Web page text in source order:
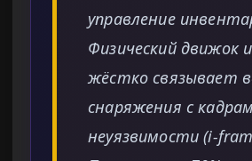
управление
Физический движок
жёстко связывает
снаряжения с
неуязвимости (i-